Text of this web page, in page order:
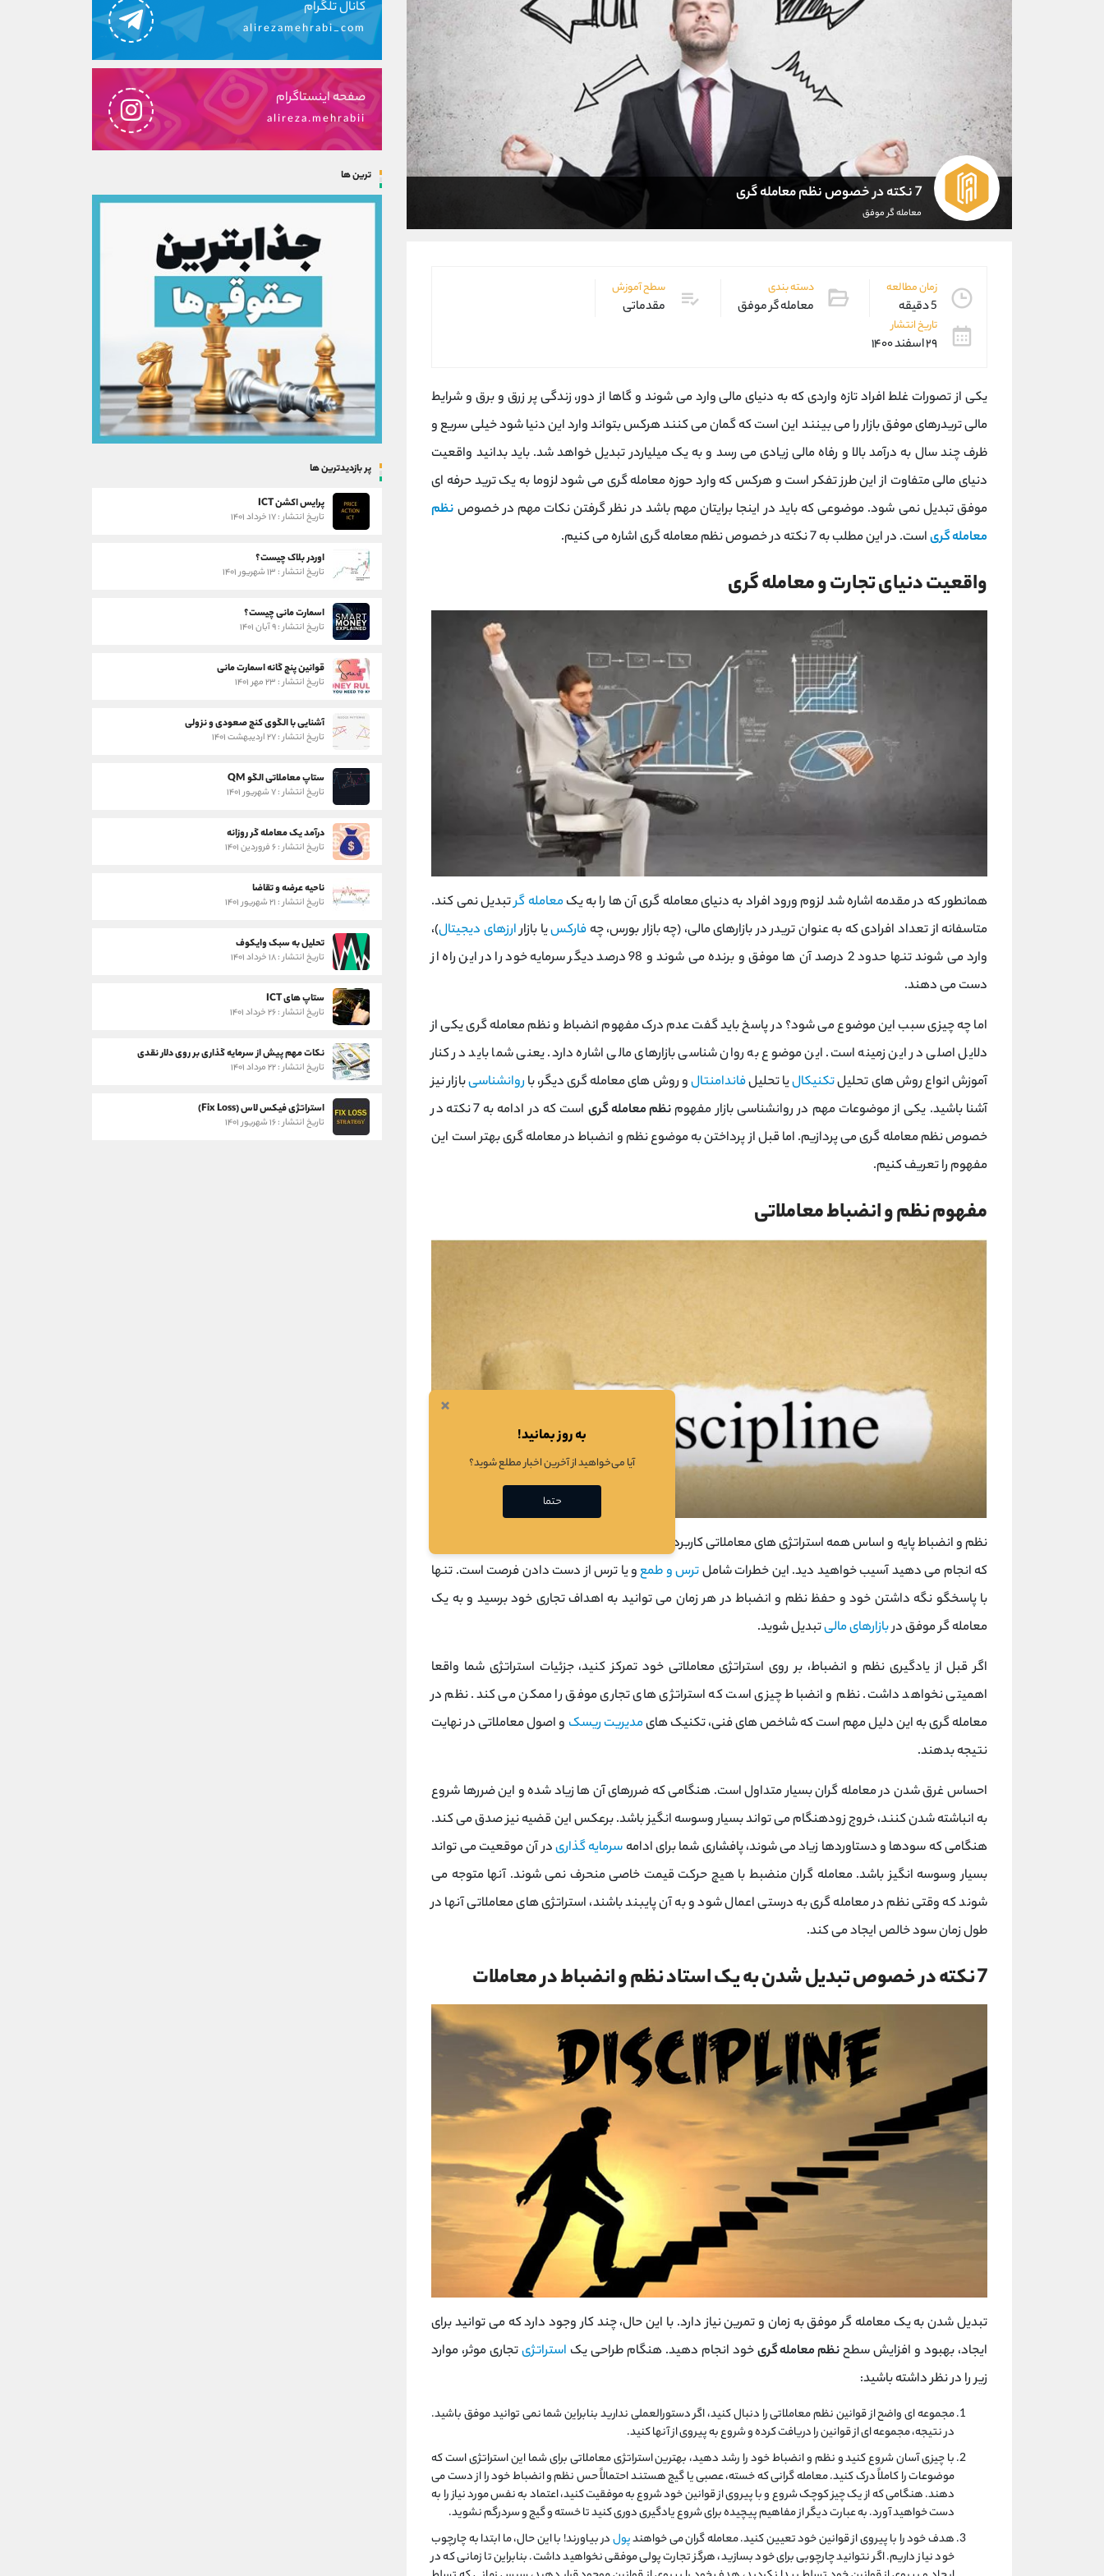
7 نکته در خصوص نظم معامله گری
معامله گر موفق
زمان مطالعه
5 دقیقه
دسته بندی
معامله گر موفق
سطح آموزش
مقدماتی
تاریخ انتشار
۲۹ اسفند ۱۴۰۰
یکی از تصورات غلط افراد تازه واردی که به دنیای مالی وارد می شوند و گاها از دور، زندگی پر زرق و برق و شرایط
مالی تریدرهای موفق بازار را می بینند این است که گمان می کنند هرکس بتواند وارد این دنیا شود خیلی سریع و
ظرف چند سال به درآمد بالا و رفاه مالی زیادی می رسد و به یک میلیاردر تبدیل خواهد شد. باید بدانید واقعیت
دنیای مالی متفاوت از این طرز تفکر است و هرکس که وارد حوزه معامله گری می شود لزوما به یک ترید حرفه ای
موفق تبدیل نمی شود. موضوعی که باید در اینجا برایتان مهم باشد در نظر گرفتن نکات مهم در خصوص نظم
معامله گریاست. در این مطلب به 7 نکته در خصوص نظم معامله گری اشاره می کنیم.
واقعیت دنیای تجارت و معامله گری
همانطور که در مقدمه اشاره شد لزوم ورود افراد به دنیای معامله گری آن ها را به یکمعامله گرتبدیل نمی کند.
متاسفانه از تعداد افرادی که به عنوان تریدر در بازارهای مالی، (چه بازار بورس، چه فارکسیا بازارارزهای دیجیتال)،
وارد می شوند تنها حدود 2 درصد آن ها موفق و برنده می شوند و 98 درصد دیگر سرمایه خود را در این راه از
دست می دهند.
اما چه چیزی سبب این موضوع می شود؟ در پاسخ باید گفت عدم درک مفهوم انضباط و نظم معامله گری یکی از
دلایل اصلی در این زمینه است. این موضوع به روان شناسی بازارهای مالی اشاره دارد. یعنی شما باید در کنار
آموزش انواع روش های تحلیلتکنیکالیا تحلیلفاندامنتالو روش های معامله گری دیگر، با روانشناسیبازار نیز
آشنا باشید. یکی از موضوعات مهم در روانشناسی بازار مفهوم نظم معامله گری
است که در ادامه به 7 نکته در
خصوص نظم معامله گری می پردازیم. اما قبل از پرداختن به موضوع نظم و انضباط در معامله گری بهتر است این
مفهوم را تعریف کنیم.
مفهوم نظم و انضباط معاملاتی
نظم و انضباط پایه و اساس همه استراتژی های معاملاتی کاربردی است. بدون نظم و انضباط، از خطرات معاملاتی
که انجام می دهید آسیب خواهید دید. این خطرات شاملترس و طمعو یا ترس از دست دادن فرصت است. تنها
با پاسخگو نگه داشتن خود و حفظ نظم و انضباط در هر زمان می توانید به اهداف تجاری خود برسید و به یک
معامله گر موفق دربازارهای مالیتبدیل شوید.
اگر قبل از یادگیری نظم و انضباط، بر روی استراتژی معاملاتی خود تمرکز کنید، جزئیات استراتژی شما واقعا
اهمیتی نخواهد داشت. نظم و انضباط چیزی است که استراتژی های تجاری موفق را ممکن می کند. نظم در
معامله گری به این دلیل مهم است که شاخص ‌های فنی، تکنیک‌ هایمدیریت ریسک و اصول معاملاتی در نهایت
نتیجه بدهند.
احساس غرق شدن در معامله گران بسیار متداول است. هنگامی که ضررهای آن ها زیاد شده و این ضررها شروع
به انباشته شدن کنند، خروج زودهنگام می تواند بسیار وسوسه انگیز باشد. برعکس این قضیه نیز صدق می کند.
هنگامی که سودها و دستاوردها زیاد می شوند، پافشاری شما برای ادامه سرمایه گذاریدر آن موقعیت می تواند
بسیار وسوسه انگیز باشد. معامله گران منضبط با هیچ حرکت قیمت خاصی منحرف نمی شوند. آنها متوجه می
شوند که وقتی نظم در معامله گری به درستی اعمال شود و به آن پایبند باشند، استراتژی های معاملاتی آنها در
طول زمان سود خالص ایجاد می کند.
7 نکته در خصوص تبدیل شدن به یک استاد نظم و انضباط در معاملات
تبدیل شدن به یک معامله گر موفق به زمان و تمرین نیاز دارد. با این حال، چند کار وجود دارد که می توانید برای
ایجاد، بهبود و افزایش سطحنظم معامله گریخود انجام دهید. هنگام طراحی یک استراتژیتجاری موثر، موارد
زیر را در نظر داشته باشید:
مجموعه ای واضح از قوانین نظم معاملاتی را دنبال کنید، اگر دستورالعملی ندارید بنابراین شما نمی توانید موفق باشید.
در نتیجه، مجموعه ای از قوانین را دریافت کرده و شروع به پیروی از آنها کنید.
با چیزی آسان شروع کنید و نظم و انضباط خود را رشد دهید، بهترین استراتژی معاملاتی برای شما این استراتژی است که
موضوعات را کاملاً درک کنید. معامله گرانی که خسته، عصبی یا گیج هستند احتمالاً حس نظم و انضباط خود را از دست می
دهند. هنگامی که از یک چیز کوچک شروع و با پیروی از قوانین خود شروع به موفقیت کنید، اعتماد به نفس مورد نیاز را به
دست خواهید آورد. به عبارت دیگر از مفاهیم پیچیده برای شروع یادگیری دوری کنید تا خسته و گیج و سردرگم نشوید.
هدف خود را با پیروی از قوانین خود تعیین کنید. معامله گران می خواهندپولدر بیاورند! با این حال، ما ابتدا به چارچوب
خود نیاز داریم. اگر نتوانید چارچوبی برای خود بسازید، هرگز تجارت پولی موفقی نخواهید داشت. بنابراین تا زمانی که در
کانال تلگرام
alirezamehrabi_com
صفحه اینستاگرام
alireza.mehrabii
ترین ها
پر بازدیدترین ها
پرایس اکشن ICT
تاریخ انتشار : ۱۷ خرداد ۱۴۰۱
اوردر بلاک چیست؟
تاریخ انتشار : ۱۳ شهریور ۱۴۰۱
اسمارت مانی چیست؟
تاریخ انتشار : ۹ آبان ۱۴۰۱
قوانین پنج گانه اسمارت مانی
تاریخ انتشار : ۲۳ مهر ۱۴۰۱
آشنایی با الگوی کنج صعودی و نزولی
تاریخ انتشار : ۲۷ اردیبهشت ۱۴۰۱
ستاپ معاملاتی الگو QM
تاریخ انتشار : ۷ شهریور ۱۴۰۱
درآمد یک معامله گر روزانه
تاریخ انتشار : ۶ فروردین ۱۴۰۱
ناحیه عرضه و تقاضا
تاریخ انتشار : ۲۱ شهریور ۱۴۰۱
تحلیل به سبک وایکوف
تاریخ انتشار : ۱۸ خرداد ۱۴۰۱
ستاپ های ICT
تاریخ انتشار : ۲۶ خرداد ۱۴۰۱
نکات مهم پیش از سرمایه گذاری بر روی دلار نقدی
تاریخ انتشار : ۲۲ مرداد ۱۴۰۱
استراتژی فیکس لاس (Fix Loss)
تاریخ انتشار : ۱۶ شهریور ۱۴۰۱
×
به روز بمانید!
آیا می‌خواهید از آخرین اخبار مطلع شوید؟
حتما